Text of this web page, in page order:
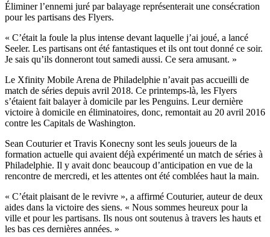
Éliminer l’ennemi juré par balayage représenterait une consécration
pour les partisans des Flyers.
« C’était la foule la plus intense devant laquelle j’ai joué, a lancé
Seeler. Les partisans ont été fantastiques et ils ont tout donné ce soir.
Je sais qu’ils donneront tout samedi aussi. Ce sera amusant. »
Le Xfinity Mobile Arena de Philadelphie n’avait pas accueilli de
match de séries depuis avril 2018. Ce printemps-là, les Flyers
s’étaient fait balayer à domicile par les Penguins. Leur dernière
victoire à domicile en éliminatoires, donc, remontait au 20 avril 2016
contre les Capitals de Washington.
Sean Couturier et Travis Konecny sont les seuls joueurs de la
formation actuelle qui avaient déjà expérimenté un match de séries à
Philadelphie. Il y avait donc beaucoup d’anticipation en vue de la
rencontre de mercredi, et les attentes ont été comblées haut la main.
« C’était plaisant de le revivre », a affirmé Couturier, auteur de deux
aides dans la victoire des siens. « Nous sommes heureux pour la
ville et pour les partisans. Ils nous ont soutenus à travers les hauts et
les bas ces dernières années. »